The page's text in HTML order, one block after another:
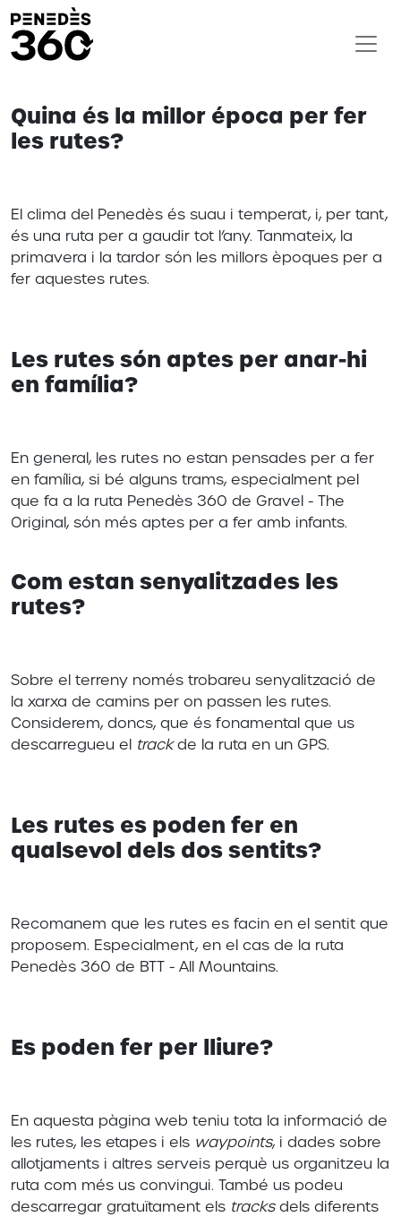
Quina és la millor época per fer
les rutes?
El clima del Penedès és suau i temperat, i, per tant,
és una ruta per a gaudir tot l’any. Tanmateix, la
primavera i la tardor són les millors èpoques per a
fer aquestes rutes.
Les rutes són aptes per anar-hi
en família?
En general, les rutes no estan pensades per a fer
en família, si bé alguns trams, especialment pel
que fa a la ruta Penedès 360 de Gravel - The
Original, són més aptes per a fer amb infants.
Com estan senyalitzades les
rutes?
Sobre el terreny només trobareu senyalització de
la xarxa de camins per on passen les rutes.
Considerem, doncs, que és fonamental que us
descarregueu el trackde la ruta en un GPS.
Les rutes es poden fer en
qualsevol dels dos sentits?
Recomanem que les rutes es facin en el sentit que
proposem. Especialment, en el cas de la ruta
Penedès 360 de BTT - All Mountains.
Es poden fer per lliure?
En aquesta pàgina web teniu tota la informació de
les rutes, les etapes i els waypoints, i dades sobre
allotjaments i altres serveis perquè us organitzeu la
ruta com més us convingui. També us podeu
descarregar gratuïtament els tracksdels diferents